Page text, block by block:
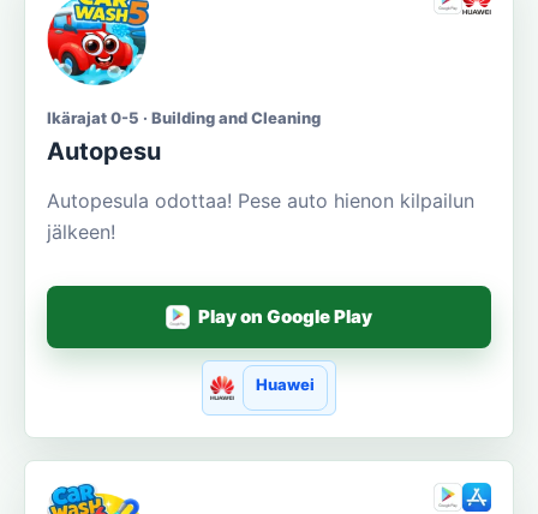
Ikärajat 0-5 · Building and Cleaning
Autopesu
Autopesula odottaa! Pese auto hienon kilpailun
jälkeen!
Play on Google Play
Huawei